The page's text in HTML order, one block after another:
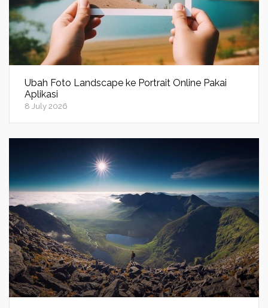
Ubah Foto Landscape ke Portrait Online Pakai
Aplikasi
8 July 2026